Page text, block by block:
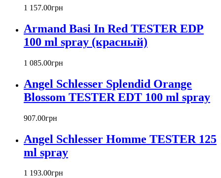
Betty Barclay
Bill Blass
Biotherm
Blumarine
Bond № 9
Boucheron
Bourjois
Britney Spears
Bruno Banani
Bvlgari
Byblos
Byredo
Cacharel
1 157.00грн
Armand Basi In Red TESTER EDP
100 ml spray (красный)
1 085.00грн
Angel Schlesser Splendid Orange
Blossom TESTER EDT 100 ml spray
907.00грн
Angel Schlesser Homme TESTER 125
ml spray
1 193.00грн